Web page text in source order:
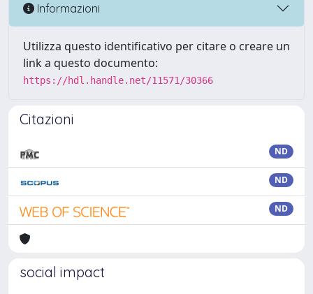
Informazioni
Utilizza questo identificativo per citare o creare un
link a questo documento:
https://hdl.handle.net/11571/30366
Citazioni
ND
ND
ND
social impact